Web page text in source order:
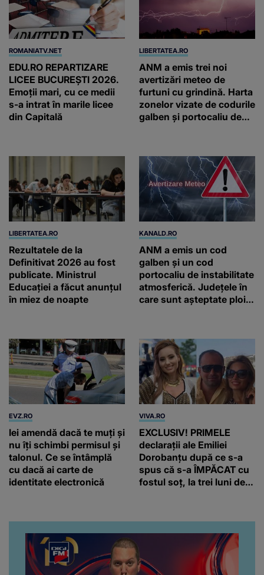
ROMANIATV.NET
EDU.RO REPARTIZARE
LICEE BUCUREŞTI 2026.
Emoţii mari, cu ce medii
s-a intrat în marile licee
din Capitală
LIBERTATEA.RO
ANM a emis trei noi
avertizări meteo de
furtuni cu grindină. Harta
zonelor vizate de codurile
galben și portocaliu de
LIBERTATEA.RO
Rezultatele de la
Definitivat 2026 au fost
publicate. Ministrul
Educației a făcut anunțul
în miez de noapte
KANALD.RO
ANM a emis un cod
galben și un cod
portocaliu de instabilitate
atmosferică. Județele în
care sunt așteptate ploi
EVZ.RO
Iei amendă dacă te muți și
nu îți schimbi permisul și
talonul. Ce se întâmplă
cu dacă ai carte de
identitate electronică
VIVA.RO
EXCLUSIV! PRIMELE
declarații ale Emiliei
Dorobanțu după ce s-a
spus că s-a ÎMPĂCAT cu
fostul soț, la trei luni de
artistă i-a lăsat MASCĂ
pe toți. De data aceasta,
chiar a rupt tăcerea:
”Poate că aveam să ne
spunem, să ne...”